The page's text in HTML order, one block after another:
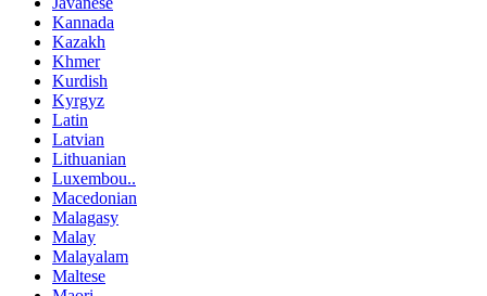
Kannada
Kazakh
Khmer
Kurdish
Kyrgyz
Latin
Latvian
Lithuanian
Luxembou..
Macedonian
Malagasy
Malay
Malayalam
Maltese